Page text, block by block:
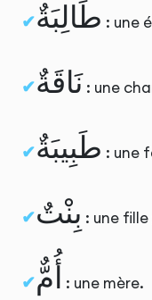
طَالِبَةٌ : une
نَاقَةٌ : une
طَبِيبَةٌ : une
بِنْتٌ : une fille
أُمٌّ : une mère.